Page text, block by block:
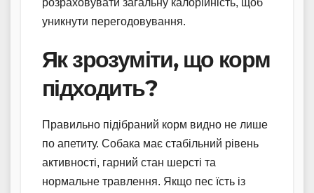
уникнути перегодовування.
Як зрозуміти, що корм
підходить?
Правильно підібраний корм видно не лише
по апетиту. Собака має стабільний рівень
активності, гарний стан шерсті та
нормальне травлення. Якщо пес їсть із